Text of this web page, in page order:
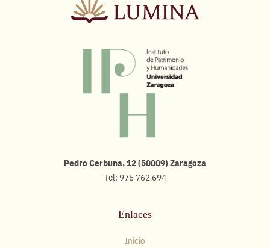
Pedro Cerbuna, 12 (50009) Zaragoza
Tel: 976 762 694
Enlaces
Inicio